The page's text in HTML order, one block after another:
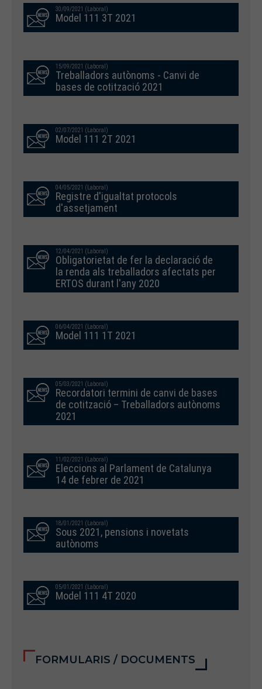
30/09/2021 (Laboral)
Model 111 3T 2021
15/09/2021 (Laboral)
Treballadors autònoms - Canvi de
bases de cotització 2021
02/07/2021 (Laboral)
Model 111 2T 2021
04/05/2021 (Laboral)
Registre d'igualtat protocols
d'assetjament
12/04/2021 (Laboral)
Obligatorietat de fer la declaració de
la renda als treballadors afectats per
ERTOS durant l'any 2020
06/04/2021 (Laboral)
Model 111 1T 2021
05/03/2021 (Laboral)
Recordatori termini de canvi de bases
de cotització – Treballadors autònoms
2021
11/02/2021 (Laboral)
Eleccions al Parlament de Catalunya
14 de febrer de 2021
18/01/2021 (Laboral)
Sous 2021, pensions i novetats
autònoms
05/01/2021 (Laboral)
Model 111 4T 2020
FORMULARIS / DOCUMENTS